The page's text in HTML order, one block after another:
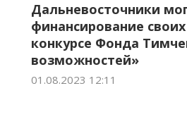
Дальневосточники
финансирование
конкурсе Фонда
возможностей»
01.08.2023 12:11